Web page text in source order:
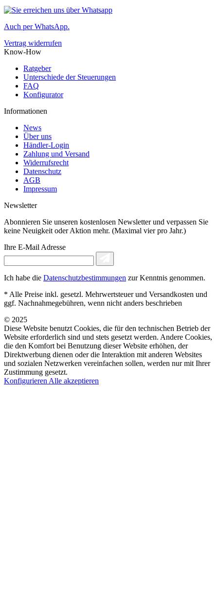
Auch per WhatsApp.
Vertrag widerrufen
Know-How
Ratgeber
Unterschiede der Steuerungen
FAQ
Konfigurator
Informationen
News
Über uns
Händler-Login
Zahlung und Versand
Widerrufsrecht
Datenschutz
AGB
Impressum
Newsletter
Abonnieren Sie unseren kostenlosen Newsletter und verpassen Sie
keine Neuigkeit oder Aktion mehr. (Maximal vier pro Jahr.)
Ihre E-Mail Adresse
Ich habe die Datenschutzbestimmungen zur Kenntnis genommen.
* Alle Preise inkl. gesetzl. Mehrwertsteuer und Versandkosten und
ggf. Nachnahmegebühren, wenn nicht anders beschrieben
© 2025
Diese Website benutzt Cookies, die für den technischen Betrieb der
Website erforderlich sind und stets gesetzt werden. Andere Cookies,
die den Komfort bei Benutzung dieser Website erhöhen, der
Direktwerbung dienen oder die Interaktion mit anderen Websites
und sozialen Netzwerken vereinfachen sollen, werden nur mit Ihrer
Zustimmung gesetzt.
Konfigurieren Alle akzeptieren